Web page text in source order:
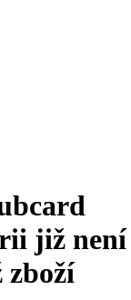
již není
zboží